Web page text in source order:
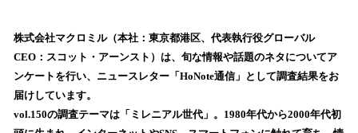
！
数
を
読
み
込
株式会社マクロミル（本社：東京都港区、代表執行役グローバル
CEO：スコット・アーンスト）は、旬な情報や話題のネタについてア
ンケートを行い、ニュースレター「HoNote通信」として調査結果をお
届けしています。
vol.150の調査テーマは「ミレニアル世代」。1980年代から2000年代初